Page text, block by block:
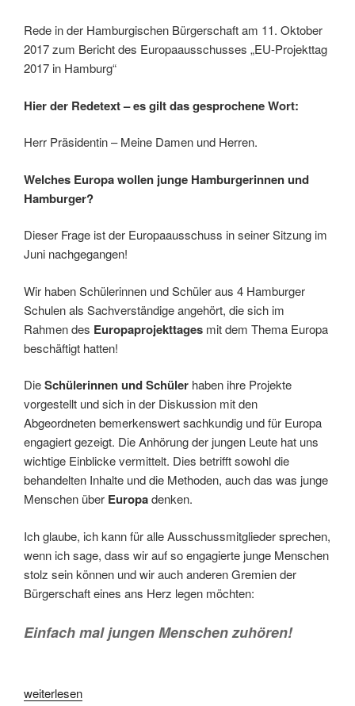
Rede in der Hamburgischen Bürgerschaft am 11. Oktober
2017 zum Bericht des Europaausschusses „EU-Projekttag
2017 in Hamburg“
Hier der Redetext – es gilt das gesprochene Wort:
Herr Präsidentin – Meine Damen und Herren.
Welches Europa wollen junge Hamburgerinnen und
Hamburger?
Dieser Frage ist der Europaausschuss in seiner Sitzung im
Juni nachgegangen!
Wir haben Schülerinnen und Schüler aus 4 Hamburger
Schulen als Sachverständige angehört, die sich im
Rahmen des Europaprojekttages mit dem Thema Europa
beschäftigt hatten!
DieSchülerinnen und Schüler haben ihre Projekte
vorgestellt und sich in der Diskussion mit den
Abgeordneten bemerkenswert sachkundig und für Europa
engagiert gezeigt. Die Anhörung der jungen Leute hat uns
wichtige Einblicke vermittelt. Dies betrifft sowohl die
behandelten Inhalte und die Methoden, auch das was junge
Menschen über Europadenken.
Ich glaube, ich kann für alle Ausschussmitglieder sprechen,
wenn ich sage, dass wir auf so engagierte junge Menschen
stolz sein können und wir auch anderen Gremien der
Bürgerschaft eines ans Herz legen möchten:
Einfach mal jungen Menschen zuhören!
„EU-
weiterlesen